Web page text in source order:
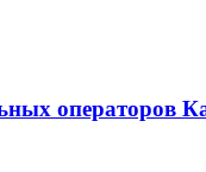
операторов